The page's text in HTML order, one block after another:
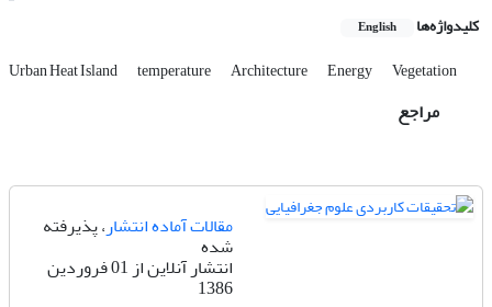
کلیدواژه‌ها English
Urban Heat Island temperature Architecture Energy Vegetation
مراجع
مقالات آماده انتشار، پذیرفته
شده
انتشار آنلاین از 01 فروردین
1386